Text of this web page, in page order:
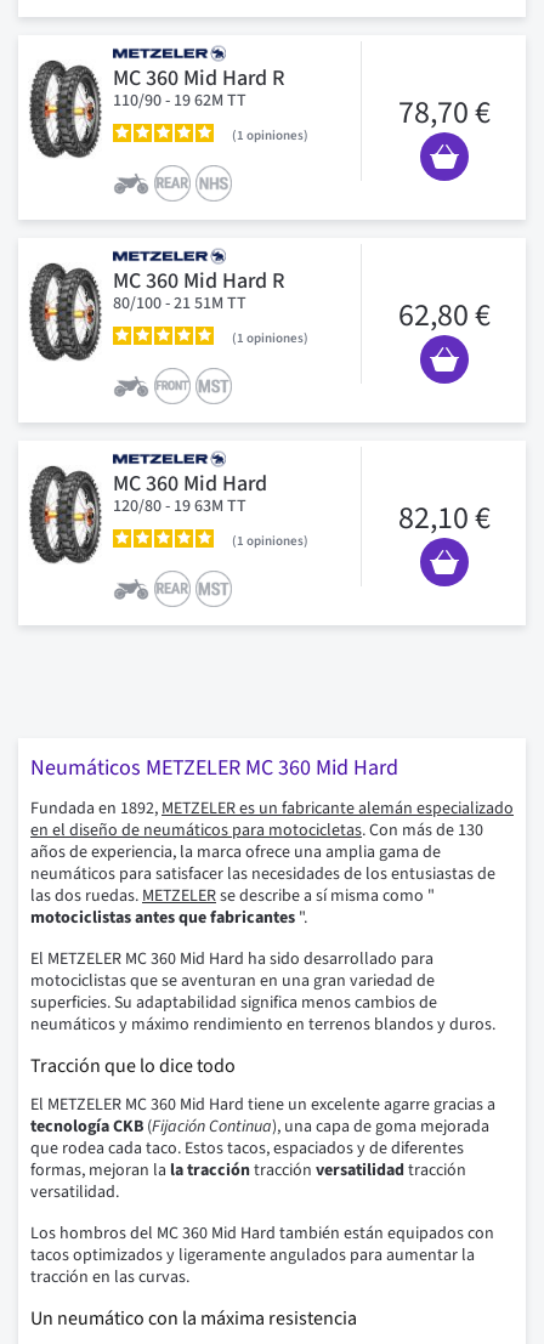
MC 360 Mid Hard R
110/90 - 19 62M TT
1 opiniones
78,70 €
MC 360 Mid Hard R
80/100 - 21 51M TT
1 opiniones
62,80 €
MC 360 Mid Hard
120/80 - 19 63M TT
1 opiniones
82,10 €
Neumáticos METZELER MC 360 Mid Hard
Fundada en 1892,METZELERes un fabricante alemán especializado
en el diseño de neumáticos para motocicletas. Con más de 130
años de experiencia, la marca ofrece una amplia gama de
neumáticos para satisfacer las necesidades de los entusiastas de
las dos ruedas.METZELERse describe a sí misma como "
motociclistas antes que fabricantes ".
El METZELER MC 360 Mid Hard ha sido desarrollado para
motociclistas que se aventuran en una gran variedad de
superficies. Su adaptabilidad significa menos cambios de
neumáticos y máximo rendimiento en terrenos blandos y duros.
Tracción que lo dice todo
El METZELER MC 360 Mid Hard tiene un excelente agarre gracias a
tecnología CKB (Fijación Continua), una capa de goma mejorada
que rodea cada taco. Estos tacos, espaciados y de diferentes
formas, mejoran la la traccióntracción versatilidad tracción
versatilidad.
Los hombros del MC 360 Mid Hard también están equipados con
tacos optimizados y ligeramente angulados para aumentar la
tracción en las curvas.
Un neumático con la máxima resistencia